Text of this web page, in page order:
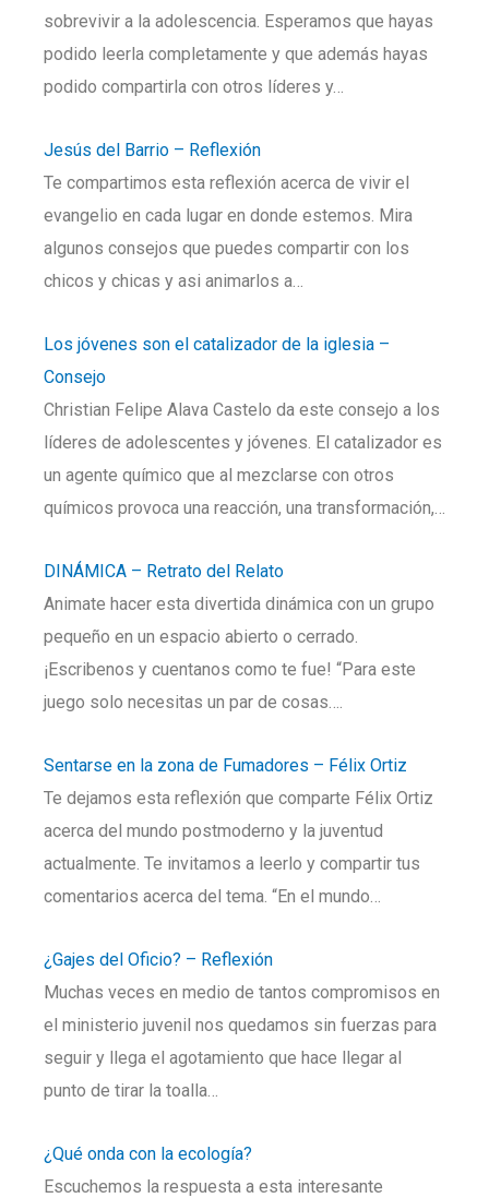
sobrevivir a la adolescencia. Esperamos que hayas
podido leerla completamente y que además hayas
podido compartirla con otros líderes y…
Jesús del Barrio – Reflexión
Te compartimos esta reflexión acerca de vivir el
evangelio en cada lugar en donde estemos. Mira
algunos consejos que puedes compartir con los
chicos y chicas y asi animarlos a…
Los jóvenes son el catalizador de la iglesia –
Consejo
Christian Felipe Alava Castelo da este consejo a los
líderes de adolescentes y jóvenes. El catalizador es
un agente químico que al mezclarse con otros
químicos provoca una reacción, una transformación,…
DINÁMICA – Retrato del Relato
Animate hacer esta divertida dinámica con un grupo
pequeño en un espacio abierto o cerrado.
¡Escribenos y cuentanos como te fue! “Para este
juego solo necesitas un par de cosas….
Sentarse en la zona de Fumadores – Félix Ortiz
Te dejamos esta reflexión que comparte Félix Ortiz
acerca del mundo postmoderno y la juventud
actualmente. Te invitamos a leerlo y compartir tus
comentarios acerca del tema. “En el mundo…
¿Gajes del Oficio? – Reflexión
Muchas veces en medio de tantos compromisos en
el ministerio juvenil nos quedamos sin fuerzas para
seguir y llega el agotamiento que hace llegar al
punto de tirar la toalla…
¿Qué onda con la ecología?
Escuchemos la respuesta a esta interesante